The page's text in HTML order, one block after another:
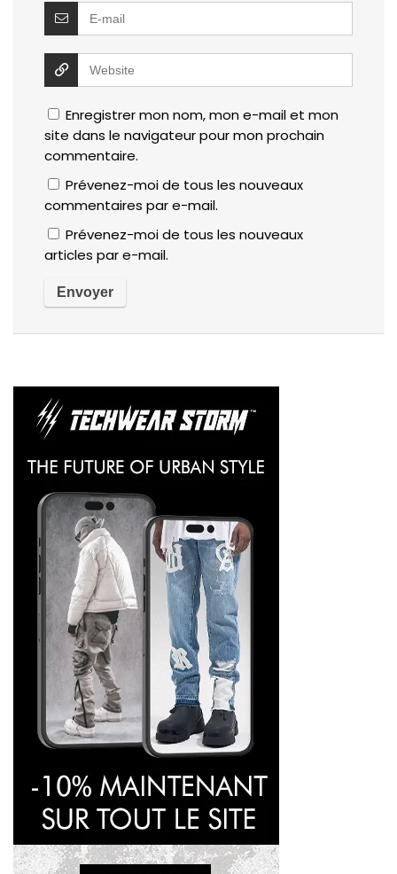
Enregistrer mon nom, mon e-mail et mon
site dans le navigateur pour mon prochain
commentaire.
Prévenez-moi de tous les nouveaux
commentaires par e-mail.
Prévenez-moi de tous les nouveaux
articles par e-mail.